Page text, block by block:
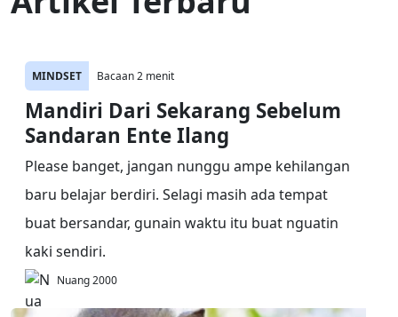
MINDSET Bacaan 2 menit
Mandiri Dari Sekarang Sebelum
Sandaran Ente Ilang
Please banget, jangan nunggu ampe kehilangan
baru belajar berdiri. Selagi masih ada tempat
buat bersandar, gunain waktu itu buat nguatin
kaki sendiri.
Nuang 2000